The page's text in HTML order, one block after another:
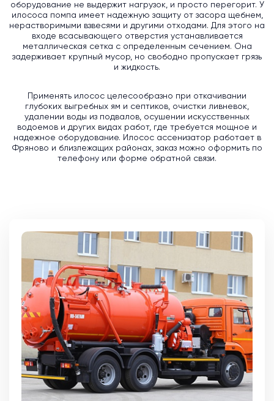
оборудование не выдержит нагрузок, и просто перегорит. У
илососа помпа имеет надежную защиту от засора щебнем,
нерастворимыми взвесями и другими отходами. Для этого на
входе всасывающего отверстия устанавливается
металлическая сетка с определенным сечением. Она
задерживает крупный мусор, но свободно пропускает грязь
и жидкость.
Применять илосос целесообразно при откачивании
глубоких выгребных ям и септиков, очистки ливневок,
удалении воды из подвалов, осушении искусственных
водоемов и других видах работ, где требуется мощное и
надежное оборудование. Илосос ассенизатор работает в
Фряново и близлежащих районах, заказ можно оформить по
телефону или форме обратной связи.